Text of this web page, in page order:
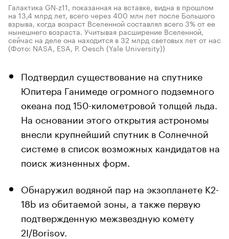
Галактика GN-z11, показанная на вставке, видна в прошлом
на 13,4 млрд лет, всего через 400 млн лет после Большого
взрыва, когда возраст Вселенной составлял всего 3% от ее
нынешнего возраста. Учитывая расширение Вселенной,
сейчас на деле она находится в 32 млрд световых лет от нас
(Фото: NASA, ESA, P. Oesch (Yale University))
Подтвердил существование на спутнике
Юпитера Ганимеде огромного подземного
океана под 150-километровой толщей льда.
На основании этого открытия астрономы
внесли крупнейший спутник в Солнечной
системе в список возможных кандидатов на
поиск жизненных форм.
Обнаружил водяной пар на экзопланете K2-
18b из обитаемой зоны, а также первую
подтвержденную межзвездную комету
2I/Borisov.